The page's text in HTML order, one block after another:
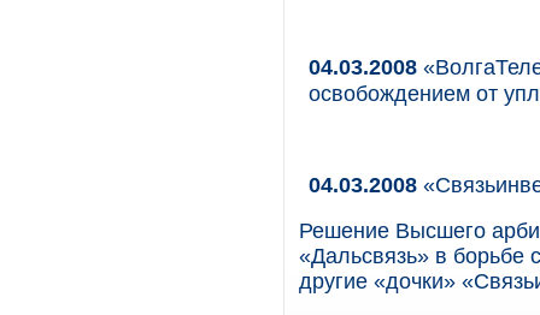
04.03.2008
освобождением от
04.03.2008
Решение Высшего
«Дальсвязь» в борьбе
другие «дочки»